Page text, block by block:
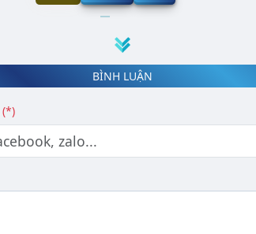
BÌNH LUẬN
(*)